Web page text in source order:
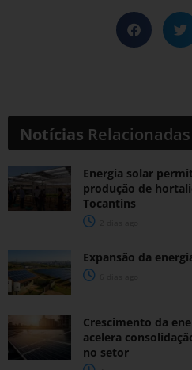
Notícias Relacionadas
Energia solar
produção de
Tocantins
Expansão da
Crescimento da
acelera
no setor